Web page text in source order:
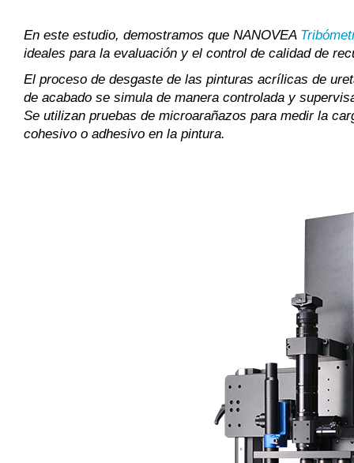
En este estudio, demostramos que NANOVEA
ideales para la evaluación y el control de calidad de
El proceso de desgaste de las pinturas acrílicas de
de acabado se simula de manera controlada y
Se utilizan pruebas de microarañazos para medir la
cohesivo o adhesivo en la pintura.